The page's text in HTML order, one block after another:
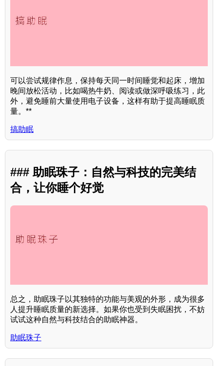
可以尝试规律作息，保持每天同一时间睡觉和起床，增加
晚间放松活动，比如喝热牛奶、阅读或做深呼吸练习，此
外，避免睡前大量使用电子设备，这样有助于提高睡眠质
量。**
搞助眠
### 助眠珠子：自然与科技的完美结
合，让你睡个好觉
总之，助眠珠子以其独特的功能与美观的外形，成为很多
人提升睡眠质量的新选择。如果你也受到失眠困扰，不妨
试试这种自然与科技结合的助眠神器。
助眠珠子